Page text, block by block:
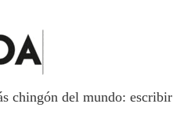
chingón del mundo: escribir